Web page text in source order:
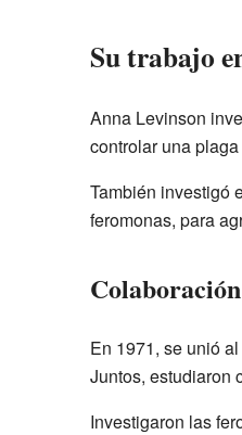
Su trabajo
Anna Levinson
controlar una
También investigó
feromonas, para
En 1971, se unió
Juntos, estudiaron
Investigaron las